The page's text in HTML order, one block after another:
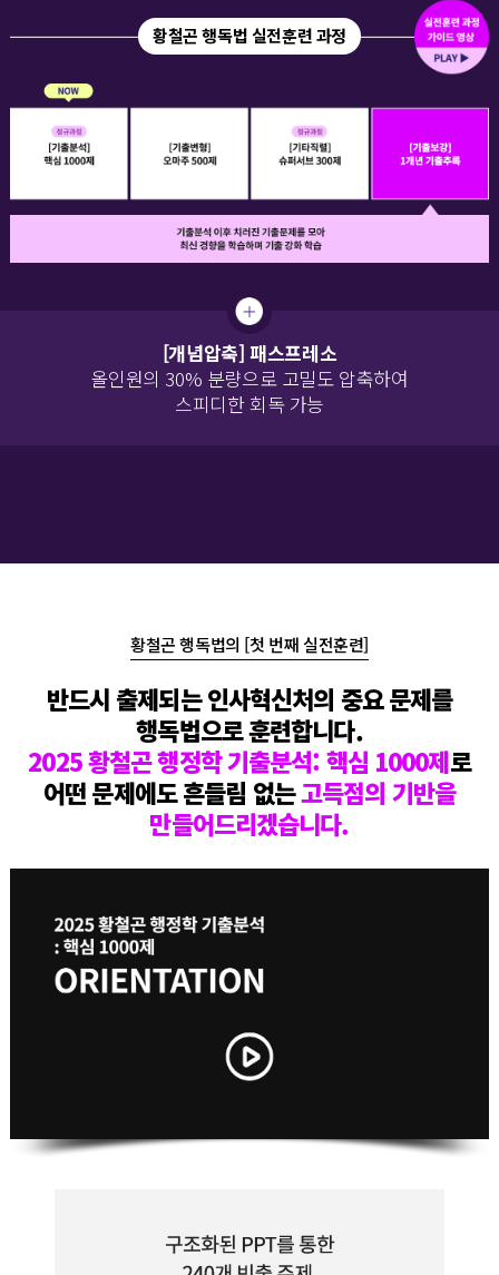
황철곤 행독법 실전훈련 과정
[개념압축] 패스프레소
올인원의 30% 분량으로 고밀도 압축하여
스피디한 회독 가능
황철곤 행독법의 [첫 번째 실전훈련]
반드시 출제되는 인사혁신처의 중요 문제를
행독법으로 훈련합니다.
2025 황철곤 행정학 기출분석: 핵심 1000제로
어떤 문제에도 흔들림 없는고득점의 기반을
만들어드리겠습니다.